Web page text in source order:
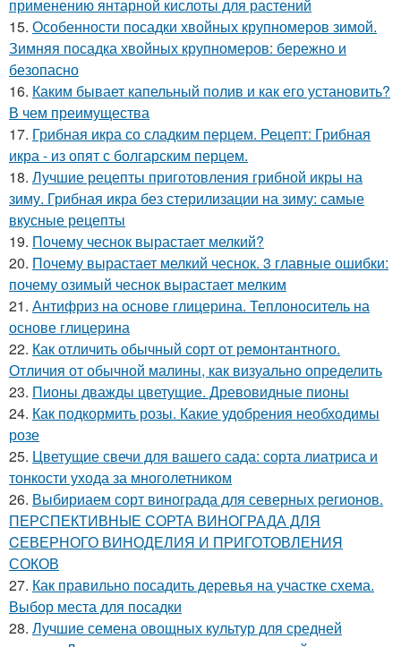
применению янтарной кислоты для растений
15. Особенности посадки хвойных крупномеров зимой.
Зимняя посадка хвойных крупномеров: бережно и
безопасно
16. Каким бывает капельный полив и как его установить?
В чем преимущества
17. Грибная икра со сладким перцем. Рецепт: Грибная
икра - из опят с болгарским перцем.
18. Лучшие рецепты приготовления грибной икры на
зиму. Грибная икра без стерилизации на зиму: самые
вкусные рецепты
19. Почему чеснок вырастает мелкий?
20. Почему вырастает мелкий чеснок. 3 главные ошибки:
почему озимый чеснок вырастает мелким
21. Антифриз на основе глицерина. Теплоноситель на
основе глицерина
22. Как отличить обычный сорт от ремонтантного.
Отличия от обычной малины, как визуально определить
23. Пионы дважды цветущие. Древовидные пионы
24. Как подкормить розы. Какие удобрения необходимы
розе
25. Цветущие свечи для вашего сада: сорта лиатриса и
тонкости ухода за многолетником
26. Выбириаем сорт винограда для северных регионов.
ПЕРСПЕКТИВНЫЕ СОРТА ВИНОГРАДА ДЛЯ
CЕВЕРНОГО ВИНОДЕЛИЯ И ПРИГОТОВЛЕНИЯ
СОКОВ
27. Как правильно посадить деревья на участке схема.
Выбор места для посадки
28. Лучшие семена овощных культур для средней